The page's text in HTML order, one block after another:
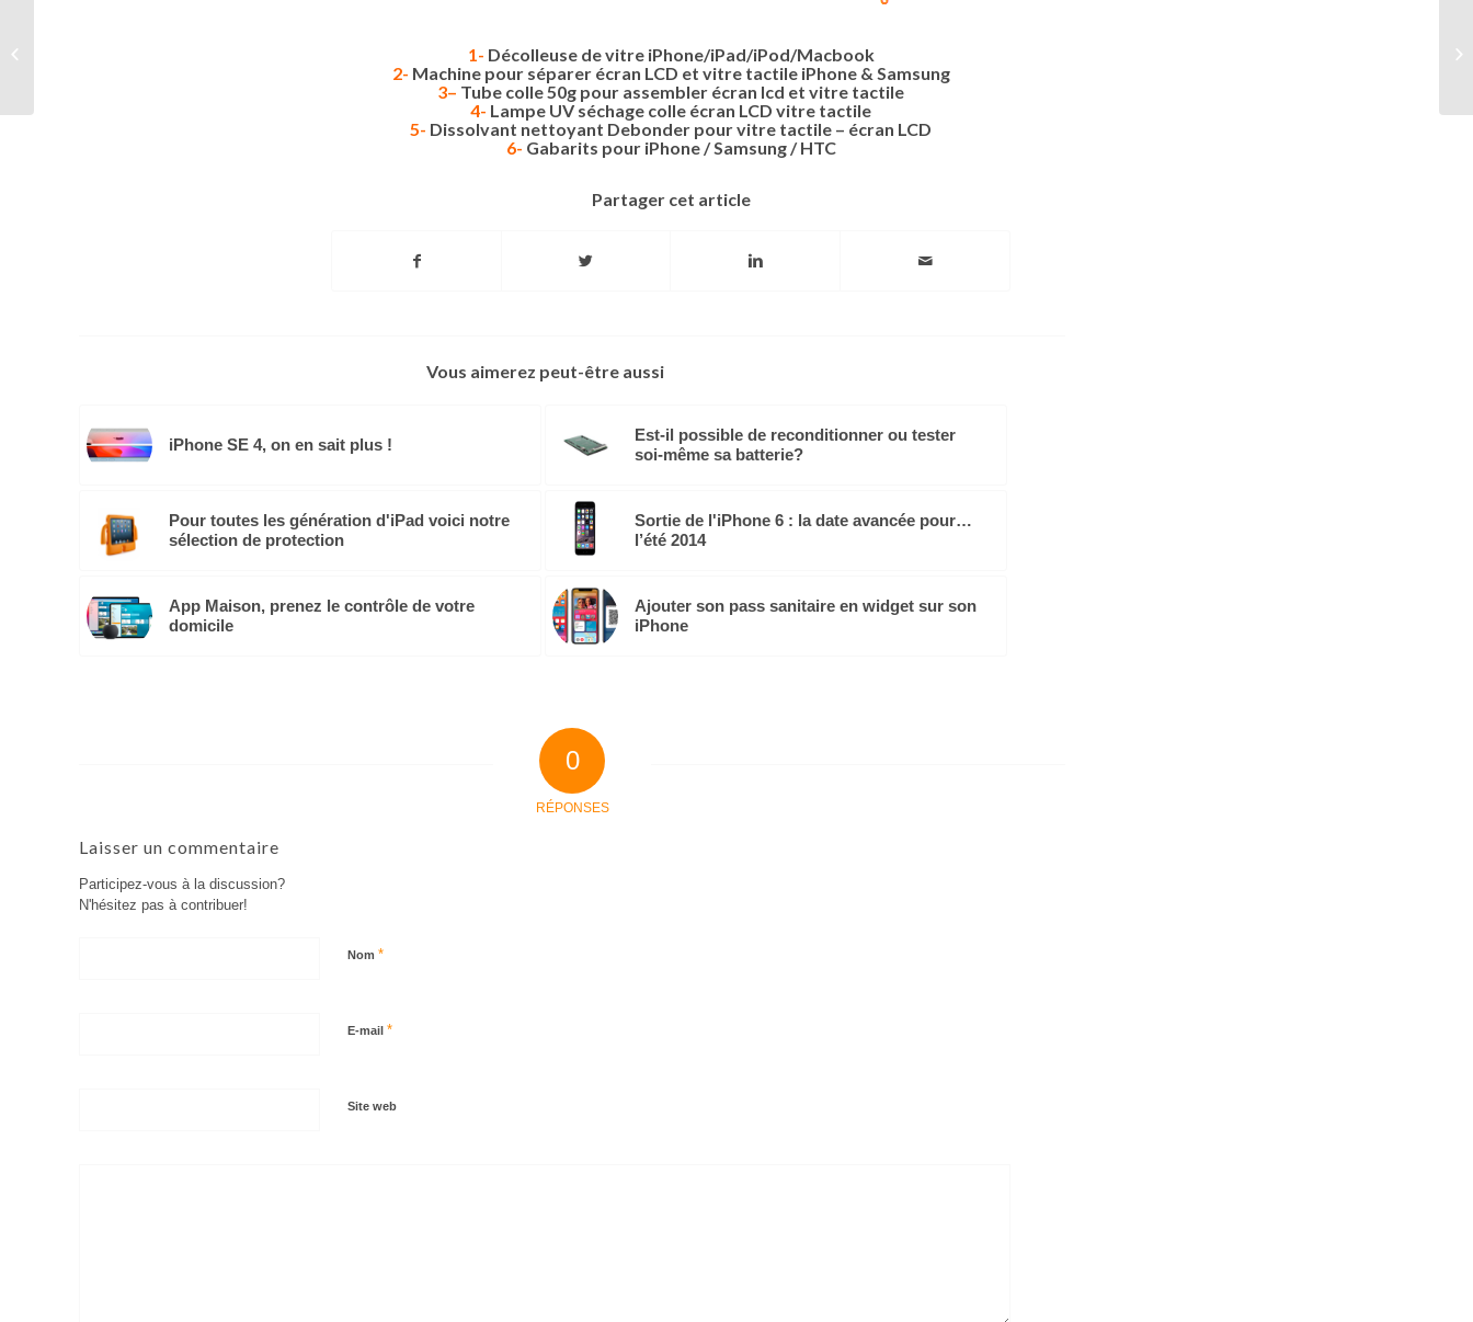
1- Décolleuse de vitre iPhone/iPad/iPod/Macbook
2- Machine pour séparer écran LCD et vitre tactile iPhone & Samsung
3– Tube colle 50g pour assembler écran lcd et vitre tactile
4- Lampe UV séchage colle écran LCD vitre tactile
5- Dissolvant nettoyant Debonder pour vitre tactile – écran LCD
6- Gabarits pour iPhone / Samsung / HTC
Partager cet article
Vous aimerez peut-être aussi
iPhone SE 4, on en sait plus !
Est-il possible de reconditionner ou tester
soi-même sa batterie?
Pour toutes les génération d'iPad voici notre
sélection de protection
Sortie de l'iPhone 6 : la date avancée pour…
l’été 2014
App Maison, prenez le contrôle de votre
domicile
Ajouter son pass sanitaire en widget sur son
iPhone
0
RÉPONSES
Laisser un commentaire
Participez-vous à la discussion?
N'hésitez pas à contribuer!
Nom *
E-mail *
Site web